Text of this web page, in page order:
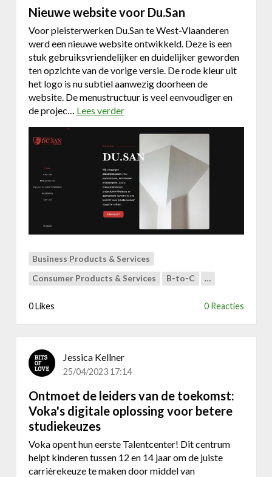
r
u
g
g
e
w
e
b
t
e
v
o
o
r
V
i
c
e
V
e
d
a
Nieuwe website voor Du.San
Voor pleisterwerken Du.San te West-Vlaanderen
werd een nieuwe website ontwikkeld. Deze is een
stuk gebruiksvriendelijker en duidelijker geworden
ten opzichte van de vorige versie. De rode kleur uit
het logo is nu subtiel aanwezig doorheen de
website. De menustructuur is veel eenvoudiger en
de projec… Lees verdero
r
N
i
e
u
e
b
s
r
D
u
.
a
n
Business Products & Services
Consumer Products & Services B-to-C …
0 Likes 0 Reacties
Jessica Kellner
25/04/2023 17:14
Ontmoet de leiders van de toekomst:
Voka's digitale oplossing voor betere
studiekeuzes
Voka opent hun eerste Talentcenter! Dit centrum
helpt kinderen tussen 12 en 14 jaar om de juiste
carrièrekeuze te maken door middel van